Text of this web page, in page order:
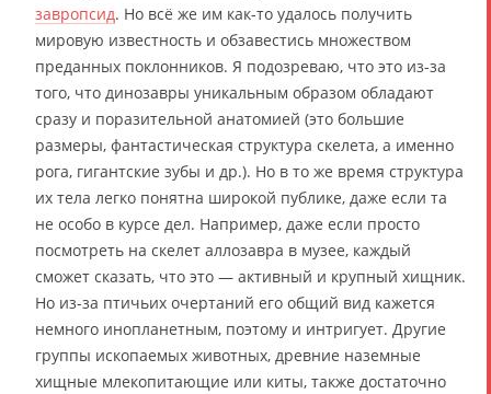
завропсид. Но всё же им как-то удалось получить
мировую известность и обзавестись множеством
преданных поклонников. Я подозреваю, что это из-за
того, что динозавры уникальным образом обладают
сразу и поразительной анатомией (это большие
размеры, фантастическая структура скелета, а именно
рога, гигантские зубы и др.). Но в то же время структура
их тела легко понятна широкой публике, даже если та
не особо в курсе дел. Например, даже если просто
посмотреть на скелет аллозавра в музее, каждый
сможет сказать, что это — активный и крупный хищник.
Но из-за птичьих очертаний его общий вид кажется
немного инопланетным, поэтому и интригует. Другие
группы ископаемых животных, древние наземные
хищные млекопитающие или киты, также достаточно